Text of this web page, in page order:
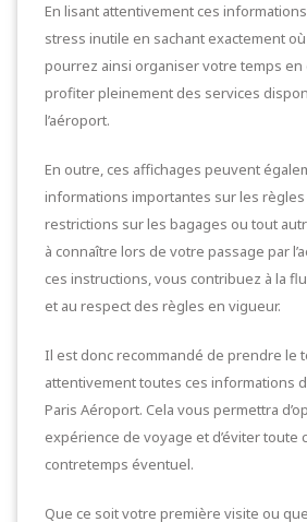
En lisant attentivement ces
stress inutile en sachant exactement
pourrez ainsi organiser votre temps
profiter pleinement des services
l’aéroport.
En outre, ces affichages peuvent
informations importantes sur les
restrictions sur les bagages ou tout
à connaître lors de votre passage par
ces instructions, vous contribuez à la
et au respect des règles en vigueur.
Il est donc recommandé de prendre le
attentivement toutes ces informations
Paris Aéroport. Cela vous permettra
expérience de voyage et d’éviter toute
contretemps éventuel.
Que ce soit votre première visite ou